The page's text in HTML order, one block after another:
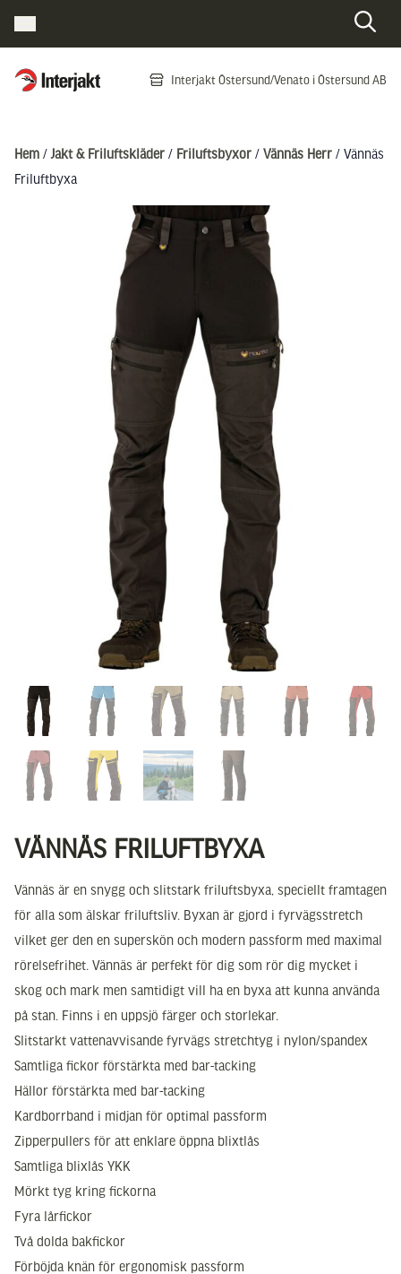
Interjakt SE Interjakt Östersund/Venato i Östersund AB
Hem / Jakt & Friluftskläder / Friluftsbyxor / Vännäs Herr / Vännäs
Friluftbyxa
VÄNNÄS FRILUFTBYXA
Vännäs är en snygg och slitstark friluftsbyxa, speciellt framtagen
för alla som älskar friluftsliv. Byxan är gjord i fyrvägsstretch
vilket ger den en superskön och modern passform med maximal
rörelsefrihet. Vännäs är perfekt för dig som rör dig mycket i
skog och mark men samtidigt vill ha en byxa att kunna använda
på stan. Finns i en uppsjö färger och storlekar.
Slitstarkt vattenavvisande fyrvägs stretchtyg i nylon/spandex
Samtliga fickor förstärkta med bar-tacking
Hällor förstärkta med bar-tacking
Kardborrband i midjan för optimal passform
Zipperpullers för att enklare öppna blixtlås
Samtliga blixlås YKK
Mörkt tyg kring fickorna
Fyra lårfickor
Två dolda bakfickor
Förböjda knän för ergonomisk passform